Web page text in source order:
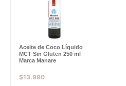
Aceite de Coco Líquido
MCT Sin Gluten 250 ml
Marca Manare
$13.990